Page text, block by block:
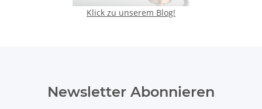
Klick zu unserem Blog!
Newsletter Abonnieren